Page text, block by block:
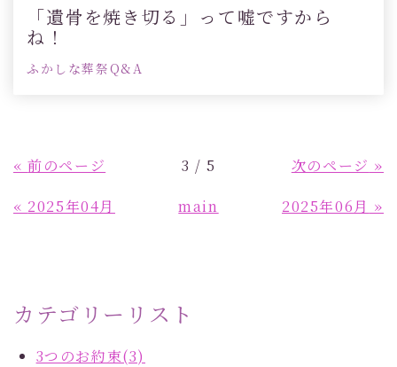
「遺骨を焼き切る」って嘘ですから
ね！
ふかしな葬祭Q&A
«前のページ 3 / 5 次のページ »
« 2025年04月 main 2025年06月 »
カテゴリーリスト
3つのお約束(3)